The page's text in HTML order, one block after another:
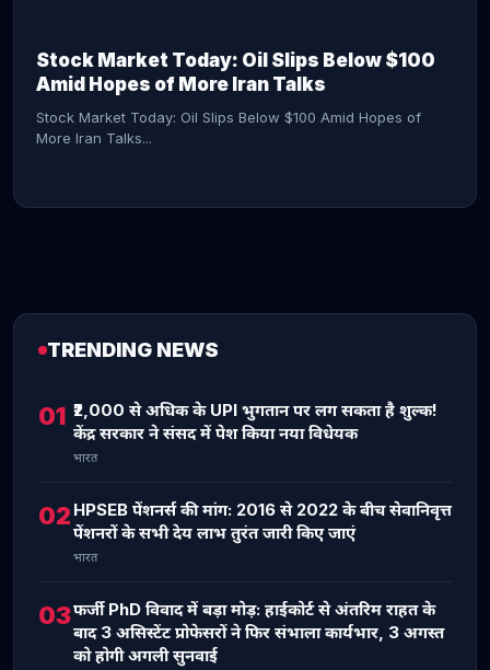
Stock Market Today: Oil Slips Below $100
Amid Hopes of More Iran Talks
Stock Market Today: Oil Slips Below $100 Amid Hopes of
More Iran Talks...
TRENDING NEWS
01 ₹2,000 से अधिक के UPI भुगतान पर लग सकता है शुल्क!
केंद्र सरकार ने संसद में पेश किया नया विधेयक
भारत
02 HPSEB पेंशनर्स की मांग: 2016 से 2022 के बीच सेवानिवृत्त
पेंशनरों के सभी देय लाभ तुरंत जारी किए जाएं
भारत
03फर्जी PhD विवाद में बड़ा मोड़: हाईकोर्ट से अंतरिम राहत के
बाद 3 असिस्टेंट प्रोफेसरों ने फिर संभाला कार्यभार, 3 अगस्त
को होगी अगली सुनवाई